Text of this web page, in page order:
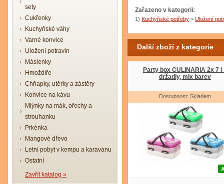
sety
Cukřenky
Kuchyňské váhy
Varné konvice
Uložení potravin
Máslenky
Hmoždíře
Chňapky, utěrky a zástěry
Konvice na kávu
Mlýnky na mák, ořechy a
strouhanku
Prkénka
Mangové dřevo
Letní pobyt v kempu a karavanu
Ostatní
Zavřít katalog »
Zařazeno v kategorii:
1) Kuchyňské potřeby > Uložení
Další zboží z kategorie
Party box CULINARIA 2x 7 l
držadly, mix barev
Dostupnost: Skladem